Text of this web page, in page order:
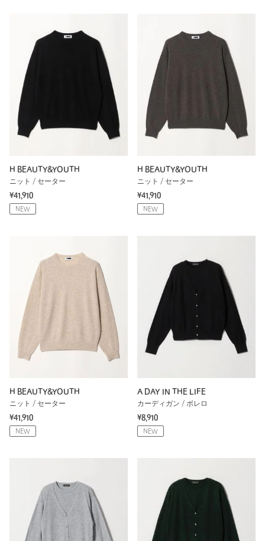
H BEAUTY&YOUTH
ニット / セーター
¥41,910
NEW
H BEAUTY&YOUTH
ニット / セーター
¥41,910
NEW
H BEAUTY&YOUTH
ニット / セーター
¥41,910
NEW
A DAY IN THE LIFE
カーディガン / ボレロ
¥8,910
NEW